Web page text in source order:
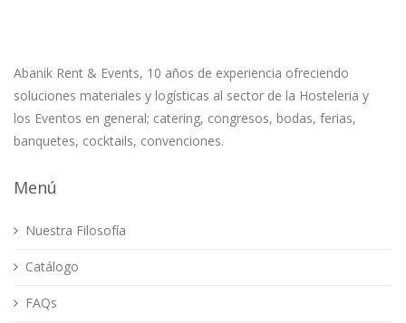
Abanik Rent & Events, 10 años de experiencia ofreciendo
soluciones materiales y logísticas al sector de la Hosteleria y
los Eventos en general; catering, congresos, bodas, ferias,
banquetes, cocktails, convenciones.
Menú
Nuestra Filosofía
Catálogo
FAQs